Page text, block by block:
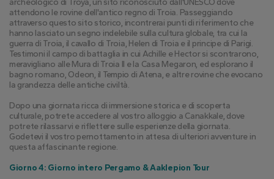
archeologico di Troya, un sito riconosciuto dall'UNESCO dove
attendono le rovine dell'antico regno di Troia. Passeggiando
attraverso questo sito storico, incontrerai punti di riferimento che
hanno lasciato un segno indelebile sulla cultura globale, tra cui la
guerra di Troia, il cavallo di Troia, Helen di Troia e il principe di Parigi.
Testimoni il campo di battaglia in cui Achille e Hector si scontrarono,
meravigliano alle Mura di Troia II e la Casa Megaron, ed esplorano il
bagno romano, Odeon, il Tempio di Atena, e altre rovine che evocano
la grandezza delle antiche civiltà.
Dopo una giornata ricca di immersione storica e di scoperta
culturale, potrete accedere al vostro alloggio a Canakkale, dove
potrete rilassarvi e riflettere sulle esperienze della giornata.
Godetevi il vostro pernottamento in attesa di ulteriori avventure in
questa affascinante regione.
Giorno 4: Giorno intero Pergamo & Aaklepion Tour